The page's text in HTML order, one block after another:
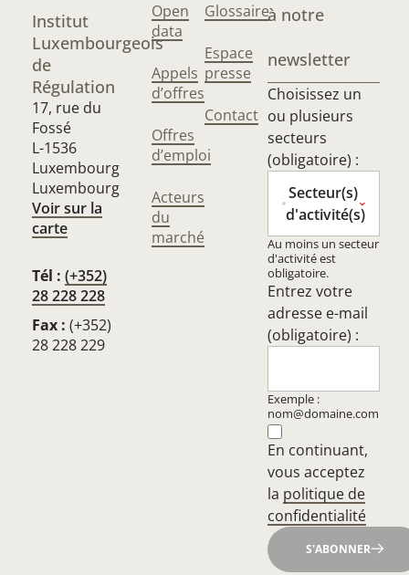
Institut
Luxembourgeois
de
Régulation
17, rue du
Fossé
L-1536
Luxembourg
Luxembourg
Voir sur la
carte
Tél : (+352)
28 228 228
Fax : (+352)
28 228 229
Open
data
Appels
d’offres
Offres
d’emploi
Acteurs
du
marché
Glossaire
Espace
presse
Contact
à notre
newsletter
Choisissez un
ou plusieurs
secteurs
(obligatoire) :
Secteur(s)
d'activité(s)
Au moins un secteur
d'activité est
obligatoire.
Entrez votre
adresse e-mail
(obligatoire) :
Exemple :
nom@domaine.com
En continuant,
vous acceptez
la politique de
confidentialité
S'ABONNER